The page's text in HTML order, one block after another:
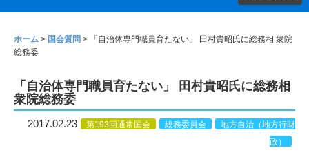
ホーム > 国会質問 >
「自治体専門職員育たない」 田村貴昭氏に総務相 衆院
総務委
「自治体専門職員育たない」 田村貴昭氏に総務相
衆院総務委
2017.02.23 第193回通常国会 総務委員会
地方自治（地方行財
政）